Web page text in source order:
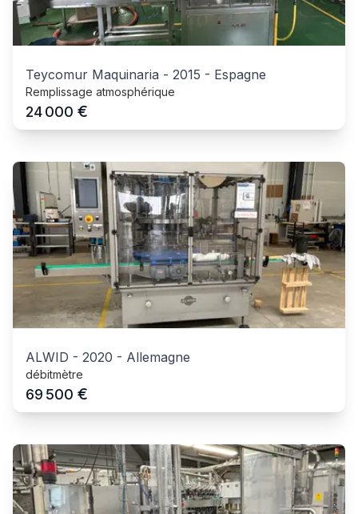
Teycomur Maquinaria - 2015 - Espagne
Remplissage atmosphérique
24 000 €
ALWID - 2020 - Allemagne
débitmètre
69 500 €